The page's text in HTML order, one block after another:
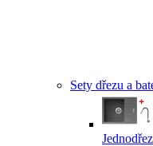
Sety dřezu a